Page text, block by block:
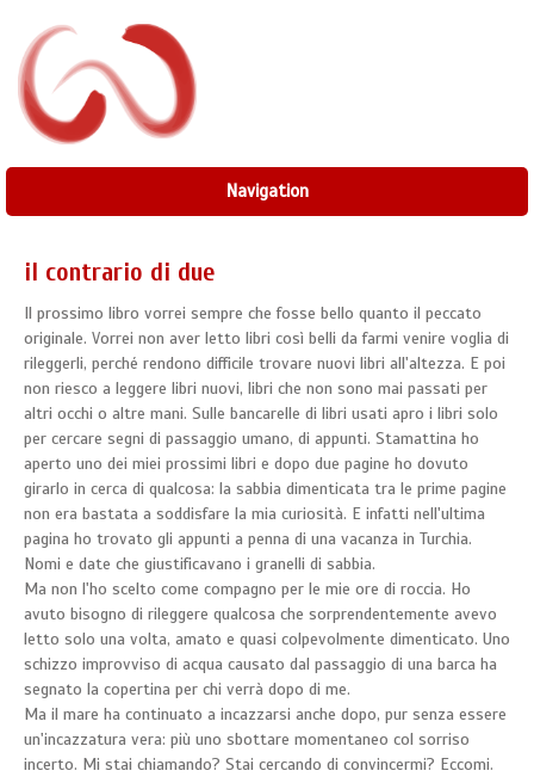
Navigation
il contrario di due
Il prossimo libro vorrei sempre che fosse bello quanto il peccato
originale. Vorrei non aver letto libri così belli da farmi venire voglia di
rileggerli, perché rendono difficile trovare nuovi libri all'altezza. E poi
non riesco a leggere libri nuovi, libri che non sono mai passati per
altri occhi o altre mani. Sulle bancarelle di libri usati apro i libri solo
per cercare segni di passaggio umano, di appunti. Stamattina ho
aperto uno dei miei prossimi libri e dopo due pagine ho dovuto
girarlo in cerca di qualcosa: la sabbia dimenticata tra le prime pagine
non era bastata a soddisfare la mia curiosità. E infatti nell'ultima
pagina ho trovato gli appunti a penna di una vacanza in Turchia.
Nomi e date che giustificavano i granelli di sabbia.
Ma non l'ho scelto come compagno per le mie ore di roccia. Ho
avuto bisogno di rileggere qualcosa che sorprendentemente avevo
letto solo una volta, amato e quasi colpevolmente dimenticato. Uno
schizzo improvviso di acqua causato dal passaggio di una barca ha
segnato la copertina per chi verrà dopo di me.
Ma il mare ha continuato a incazzarsi anche dopo, pur senza essere
un'incazzatura vera: più uno sbottare momentaneo col sorriso
incerto. Mi stai chiamando? Stai cercando di convincermi? Eccomi.